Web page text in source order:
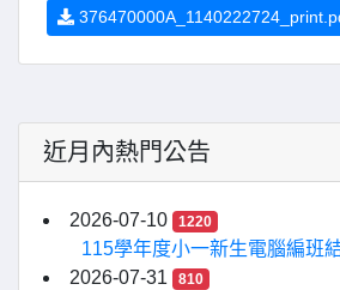
近月內熱門公告
2026-07-10 1220
115學年度小一新生電腦編班
2026-07-31
810